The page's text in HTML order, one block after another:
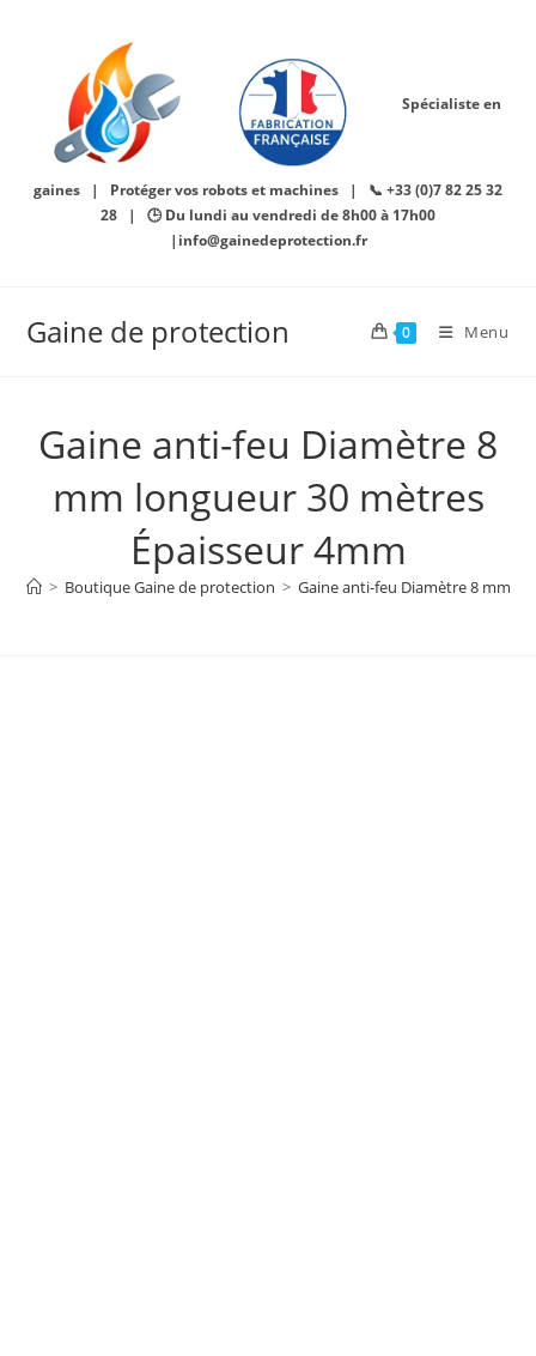
Spécialiste en
gaines | Protéger vos robots et machines | 📞 +33 (0)7 82 25 32
28 | 🕒 Du lundi au vendredi de 8h00 à 17h00
|info@gainedeprotection.fr
Gaine de protection 0 Menu
Gaine anti-feu Diamètre 8
mm longueur 30 mètres
Épaisseur 4mm
> Boutique Gaine de protection > Gaine anti-feu Diamètre 8 mm